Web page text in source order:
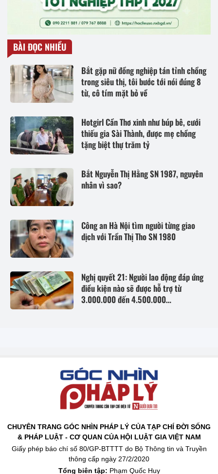
BÀI ĐỌC NHIỀU
Bắt gặp nữ đồng nghiệp tán tỉnh chồng
trong siêu thị, tôi bước tới nói đúng 8
từ, cô tím mặt bỏ về
Hotgirl Cần Thơ xinh như búp bê, cưới
thiếu gia Sài Thành, được mẹ chồng
tặng biệt thự trăm tỷ
Bắt Nguyễn Thị Hằng SN 1987, nguyên
nhân vì sao?
Công an Hà Nội tìm người từng giao
dịch với Trần Thị Tho SN 1980
Nghị quyết 21: Người lao động đáp ứng
điều kiện nào sẽ được hỗ trợ từ
3.000.000 đến 4.500.000
CHUYÊN TRANG GÓC NHÌN PHÁP LÝ CỦA TẠP CHÍ ĐỜI SỐNG
& PHÁP LUẬT - CƠ QUAN CỦA HỘI LUẬT GIA VIỆT NAM
Giấy phép báo chí số 80/GP-BTTTT do Bộ Thông tin và Truyền
thông cấp ngày 27/2/2020
Tổng biên tập: Phạm Quốc Huy